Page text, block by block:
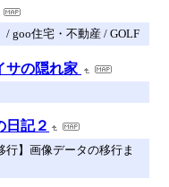
/ goo住宅・不動産 / GOLF
サの隠れ家
日記２
行】画像データの移行ま